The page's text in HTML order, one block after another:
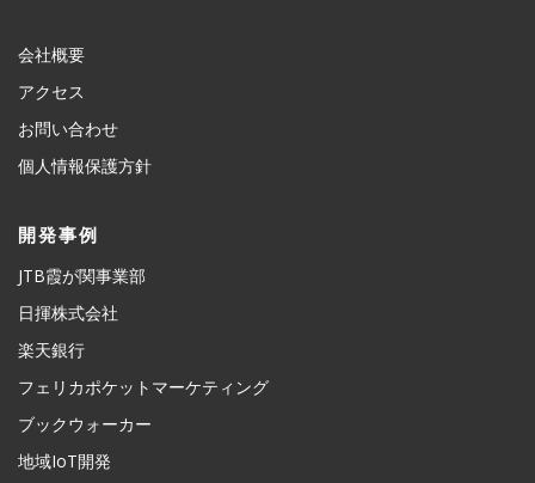
会社概要
アクセス
お問い合わせ
個人情報保護方針
開発事例
JTB霞が関事業部
日揮株式会社
楽天銀行
フェリカポケットマーケティング
ブックウォーカー
地域IoT開発